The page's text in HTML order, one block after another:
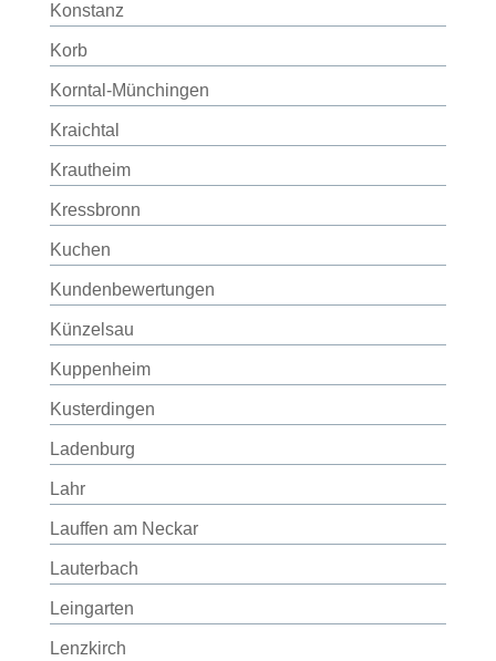
Konstanz
Korb
Korntal-Münchingen
Kraichtal
Krautheim
Kressbronn
Kuchen
Kundenbewertungen
Künzelsau
Kuppenheim
Kusterdingen
Ladenburg
Lahr
Lauffen am Neckar
Lauterbach
Leingarten
Lenzkirch